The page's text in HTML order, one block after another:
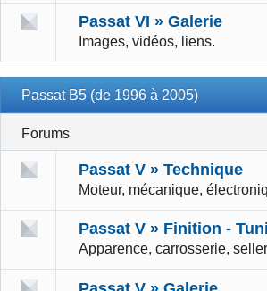
Passat VI » Galerie
Images, vidéos, liens.
Passat B5 (de 1996 à 2005)
Forums
Passat V » Technique
Moteur, mécanique,
Passat V » Finition -
Apparence, carrosserie,